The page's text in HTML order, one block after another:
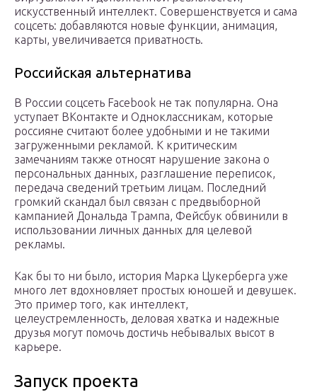
искусственный интеллект. Совершенствуется и сама
соцсеть: добавляются новые функции, анимация,
карты, увеличивается приватность.
Российская альтернатива
В России соцсеть Facebook не так популярна. Она
уступает ВКонтакте и Одноклассникам, которые
россияне считают более удобными и не такими
загруженными рекламой. К критическим
замечаниям также относят нарушение закона о
персональных данных, разглашение переписок,
передача сведений третьим лицам. Последний
громкий скандал был связан с предвыборной
кампанией Дональда Трампа, Фейсбук обвинили в
использовании личных данных для целевой
рекламы.
Как бы то ни было, история Марка Цукерберга уже
много лет вдохновляет простых юношей и девушек.
Это пример того, как интеллект,
целеустремленность, деловая хватка и надежные
друзья могут помочь достичь небывалых высот в
карьере.
Запуск проекта